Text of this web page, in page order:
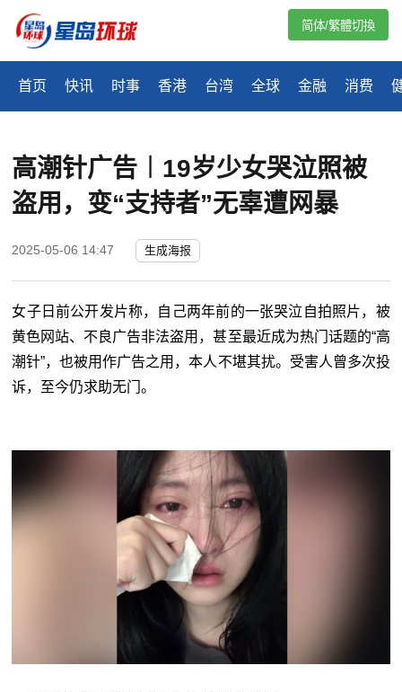
首页 快讯 时事 香港 台湾 全球 金融 消费
简体/繁體切換
高潮针广告︱19岁少女哭泣照被
盗用，变“支持者”无辜遭网暴
2025-05-06 14:47 生成海报
女子日前公开发片称，自己两年前的一张哭泣自拍照片，被
黄色网站、不良广告非法盗用，甚至最近成为热门话题的“高
潮针”，也被用作广告之用，本人不堪其扰。受害人曾多次投
诉，至今仍求助无门。